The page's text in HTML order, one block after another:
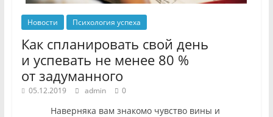
Новости Психология успеха
Как спланировать свой день
и успевать не менее 80 %
от задуманного
05.12.2019 admin 0
Наверняка вам знакомо чувство вины и